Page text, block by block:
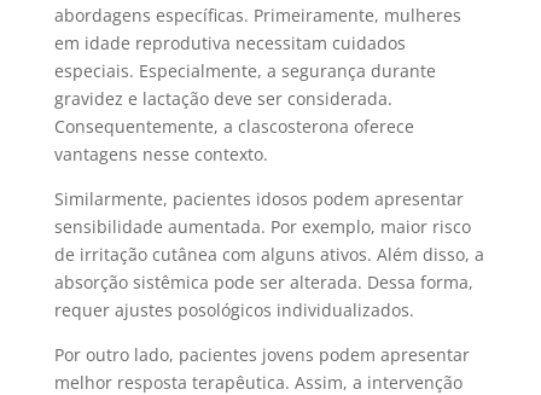
abordagens específicas. Primeiramente, mulheres
em idade reprodutiva necessitam cuidados
especiais. Especialmente, a segurança durante
gravidez e lactação deve ser considerada.
Consequentemente, a clascosterona oferece
vantagens nesse contexto.
Similarmente, pacientes idosos podem apresentar
sensibilidade aumentada. Por exemplo, maior risco
de irritação cutânea com alguns ativos. Além disso, a
absorção sistêmica pode ser alterada. Dessa forma,
requer ajustes posológicos individualizados.
Por outro lado, pacientes jovens podem apresentar
melhor resposta terapêutica. Assim, a intervenção